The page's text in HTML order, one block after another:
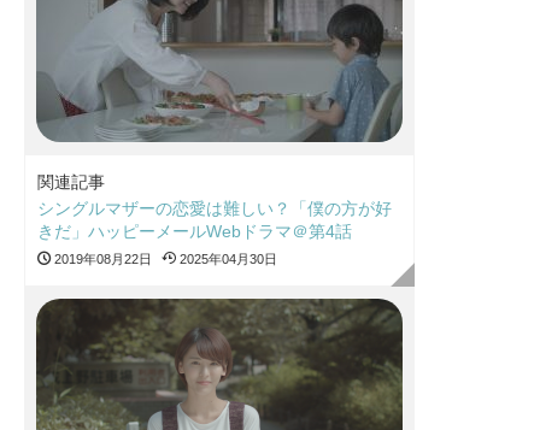
関連記事
シングルマザーの恋愛は難しい？「僕の方が好
きだ」ハッピーメールWebドラマ＠第4話
2019年08月22日 2025年04月30日